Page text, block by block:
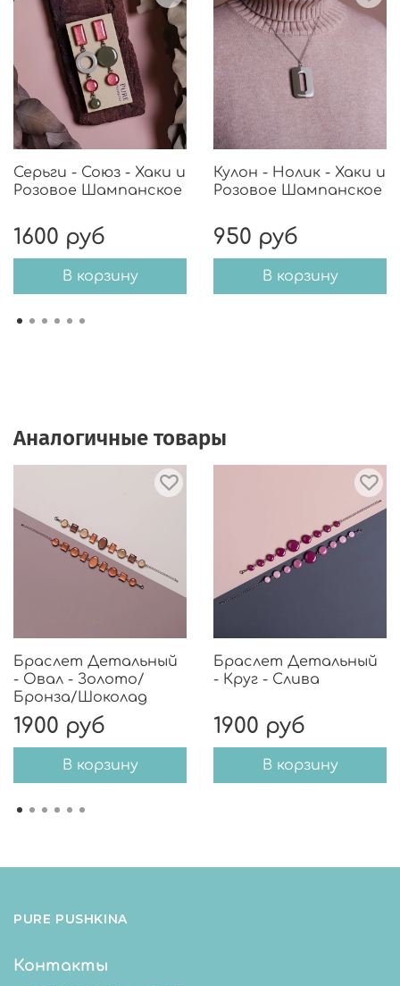
Серьги - Союз - Хаки и
Розовое Шампанское
1600 руб
В корзину
Кулон - Нолик - Хаки и
Розовое Шампанское
950 руб
В корзину
Аналогичные товары
Браслет Детальный
- Овал - Золото/
Бронза/Шоколад
1900 руб
В корзину
Браслет Детальный
- Круг - Слива
1900 руб
В корзину
PURE PUSHKINA
Контакты